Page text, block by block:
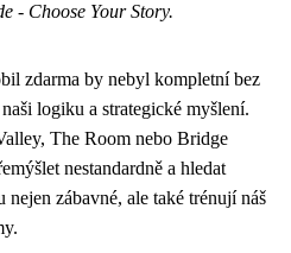
- Choose Your Story.
zdarma by nebyl kompletní bez
logiku a strategické myšlení.
The Room nebo Bridge
nestandardně a hledat
zábavné, ale také trénují náš